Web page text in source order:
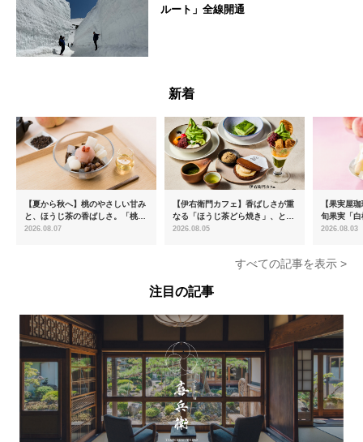
ルート」全線開通
新着
【夏から秋へ】桃のやさしい甘み
と、ほうじ茶の香ばしさ。「桃と
ほうじ茶のあんみつ」を8月中旬
2026.08.07
【伊右衛門カフェ】香ばしさが重
なる「ほうじ茶どら焼き」、とろ
ける「宇治抹茶ティラミス」が新
2026.08.05
【果実屋
旬果実「
限定販売
2026.08.03
すべての記事を表示 >
注目の記事